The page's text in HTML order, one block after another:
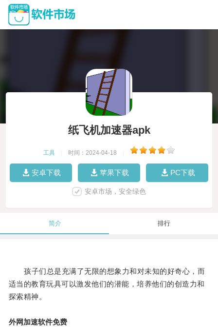
纸飞机加速器apk
工具 时间：2024-04-18
安卓下载 苹果下载 PC下载
安卓市场，安全绿色
简介 排行
孩子们总是充满了无限的想象力和对未知的好奇心，而
适当的教育玩具可以激发他们的潜能，培养他们的创造力和
探索精神。
外网加速软件免费